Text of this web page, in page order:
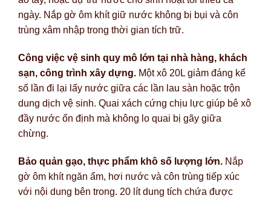
ngày. Nắp gờ ôm khít giữ nước không bị bụi và côn
trùng xâm nhập trong thời gian tích trữ.
Công việc vệ sinh quy mô lớn tại nhà hàng, khách
sạn, công trình xây dựng. Một xô 20L giảm đáng kể
số lần đi lại lấy nước giữa các lần lau sàn hoặc trộn
dung dịch vệ sinh. Quai xách cứng chịu lực giúp bê xô
đầy nước ổn định mà không lo quai bị gãy giữa
chừng.
Bảo quản gạo, thực phẩm khô số lượng lớn. Nắp
gờ ôm khít ngăn ẩm, hơi nước và côn trùng tiếp xúc
với nội dung bên trong. 20 lít dung tích chứa được